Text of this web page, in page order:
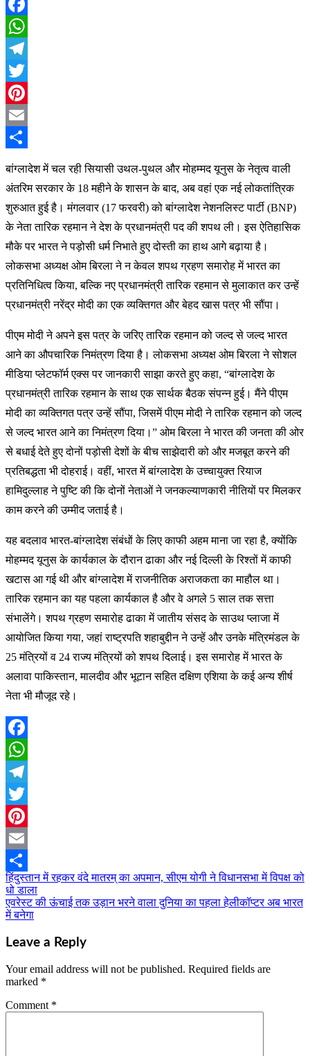
Facebook
WhatsApp
Telegram
Twitter
Pinterest
Email
बांग्लादेश में चल रही सियासी उथल-पुथल और मोहम्मद यूनुस के नेतृत्व वाली
अंतरिम सरकार के 18 महीने के शासन के बाद, अब वहां एक नई लोकतांत्रिक
शुरुआत हुई है। मंगलवार (17 फरवरी) को बांग्लादेश नेशनलिस्ट पार्टी (BNP)
के नेता तारिक रहमान ने देश के प्रधानमंत्री पद की शपथ ली। इस ऐतिहासिक
मौके पर भारत ने पड़ोसी धर्म निभाते हुए दोस्ती का हाथ आगे बढ़ाया है।
लोकसभा अध्यक्ष ओम बिरला ने न केवल शपथ ग्रहण समारोह में भारत का
प्रतिनिधित्व किया, बल्कि नए प्रधानमंत्री तारिक रहमान से मुलाकात कर उन्हें
प्रधानमंत्री नरेंद्र मोदी का एक व्यक्तिगत और बेहद खास पत्र भी सौंपा।
पीएम मोदी ने अपने इस पत्र के जरिए तारिक रहमान को जल्द से जल्द भारत
आने का औपचारिक निमंत्रण दिया है। लोकसभा अध्यक्ष ओम बिरला ने सोशल
मीडिया प्लेटफॉर्म एक्स पर जानकारी साझा करते हुए कहा, “बांग्लादेश के
प्रधानमंत्री तारिक रहमान के साथ एक सार्थक बैठक संपन्न हुई। मैंने पीएम
मोदी का व्यक्तिगत पत्र उन्हें सौंपा, जिसमें पीएम मोदी ने तारिक रहमान को जल्द
से जल्द भारत आने का निमंत्रण दिया।” ओम बिरला ने भारत की जनता की ओर
से बधाई देते हुए दोनों पड़ोसी देशों के बीच साझेदारी को और मजबूत करने की
प्रतिबद्धता भी दोहराई। वहीं, भारत में बांग्लादेश के उच्चायुक्त रियाज
हामिदुल्लाह ने पुष्टि की कि दोनों नेताओं ने जनकल्याणकारी नीतियों पर मिलकर
काम करने की उम्मीद जताई है।
यह बदलाव भारत-बांग्लादेश संबंधों के लिए काफी अहम माना जा रहा है, क्योंकि
मोहम्मद यूनुस के कार्यकाल के दौरान ढाका और नई दिल्ली के रिश्तों में काफी
खटास आ गई थी और बांग्लादेश में राजनीतिक अराजकता का माहौल था।
तारिक रहमान का यह पहला कार्यकाल है और वे अगले 5 साल तक सत्ता
संभालेंगे। शपथ ग्रहण समारोह ढाका में जातीय संसद के साउथ प्लाजा में
आयोजित किया गया, जहां राष्ट्रपति शहाबुद्दीन ने उन्हें और उनके मंत्रिमंडल के
25 मंत्रियों व 24 राज्य मंत्रियों को शपथ दिलाई। इस समारोह में भारत के
अलावा पाकिस्तान, मालदीव और भूटान सहित दक्षिण एशिया के कई अन्य शीर्ष
नेता भी मौजूद रहे।
Facebook
WhatsApp
Telegram
Twitter
Pinterest
Email
Share
Post
navigation
हिंदुस्तान में रहकर वंदे मातरम् का अपमान, सीएम योगी ने विधानसभा में विपक्ष को
धो डाला
एवरेस्ट की ऊंचाई तक उड़ान भरने वाला दुनिया का पहला हेलीकॉप्टर अब भारत
में बनेगा
Leave a Reply
Your email address will not be published. Required fields are
marked *
Comment *